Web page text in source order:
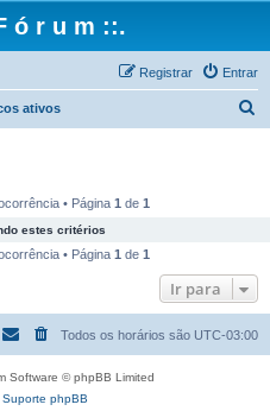
ó r u m ::.
Entrar
Registrar
ativos
s
r
• Página 1 de 1
estes critérios
• Página 1 de 1
Ir para
Todos os horários são UTC-03:00
Software © phpBB Limited
Suporte phpBB